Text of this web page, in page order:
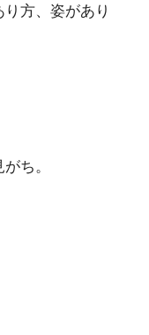
方、姿があり
ち。